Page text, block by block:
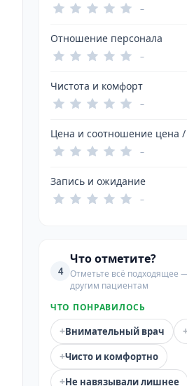
–
Отношение персонала
–
Чистота и комфорт
–
Цена и соотношение цена /
–
Запись и ожидание
–
4
Что отметите?
Отметьте всё подходящее
другим пациентам
ЧТО ПОНРАВИЛОСЬ
+Внимательный врач
+Чисто и комфортно
+Не навязывали лишнее